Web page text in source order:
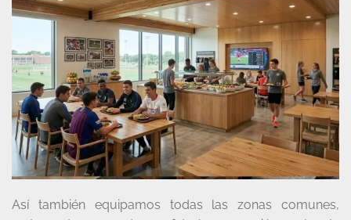
Así también equipamos todas las zonas comunes,